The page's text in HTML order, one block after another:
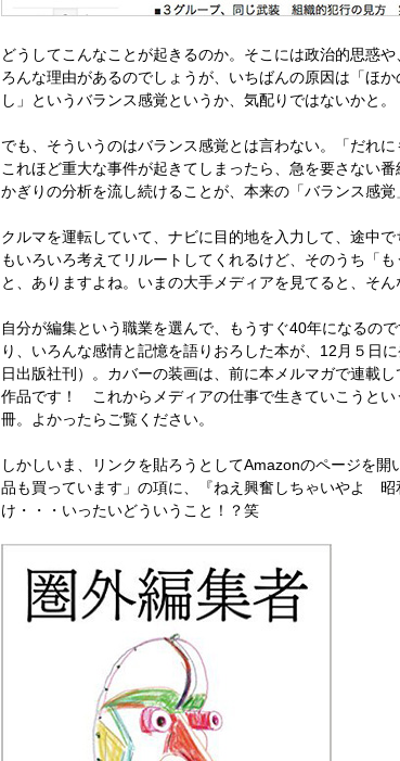
どうしてこんなことが起きるのか。そこには政治的思惑
ろんな理由があるのでしょうが、いちばんの原因は「ほ
し」というバランス感覚というか、気配りではないかと。
でも、そういうのはバランス感覚とは言わない。「だれ
これほど重大な事件が起きてしまったら、急を要さない
かぎりの分析を流し続けることが、本来の「バランス感覚
クルマを運転していて、ナビに目的地を入力して、途中
もいろいろ考えてリルートしてくれるけど、そのうち「
と、ありますよね。いまの大手メディアを見てると、そん
自分が編集という職業を選んで、もうすぐ40年になるの
り、いろんな感情と記憶を語りおろした本が、12月５日
日出版社刊）。カバーの装画は、前に本メルマガで連載
作品です！ これからメディアの仕事で生きていこうと
冊。よかったらご覧ください。
しかしいま、リンクを貼ろうとしてAmazonのページを
品も買っています」の項に、『ねえ興奮しちゃいやよ 昭
け・・・いったいどういうこと！？笑